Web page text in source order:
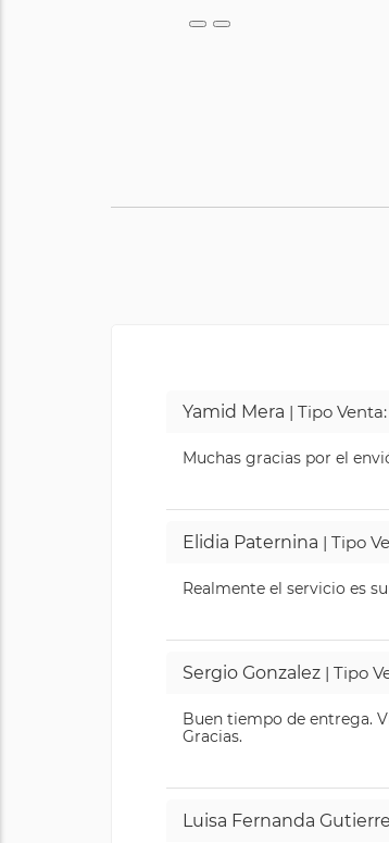
Yamid Mera | Tipo
Muchas gracias por el
Elidia Paternina | Tipo
Realmente el servicio es
Sergio Gonzalez | Tipo
Buen tiempo de entrega.
Gracias.
Luisa Fernanda